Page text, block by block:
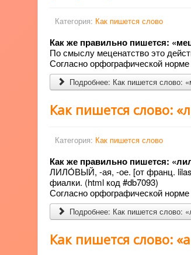
Категория: Как пишется слово
Как же правильно пишется:
По смыслу меценатство это
Согласно орфографической
Подробнее: Как пишется слово:
Как пишется слово:
Категория: Как пишется слово
Как же правильно пишется:
ЛИЛО́ВЫЙ, -ая, -ое. [от франц.
фиалки. (html код #db7093)
Согласно орфографической
Подробнее: Как пишется слово:
Как пишется слово: